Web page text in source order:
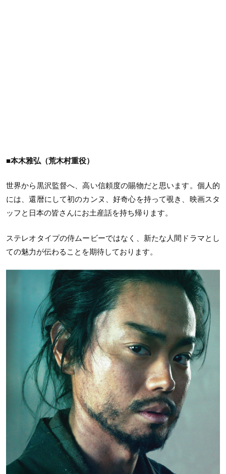
■本木雅弘（荒木村重役）
世界から黒沢監督へ、高い信頼度の賜物だと思います。個人的
には、還暦にして初のカンヌ、好奇心を持って覗き、映画スタ
ッフと日本の皆さんにお土産話を持ち帰ります。
ステレオタイプの侍ムービーではなく、新たな人間ドラマとし
ての魅力が伝わることを期待しております。